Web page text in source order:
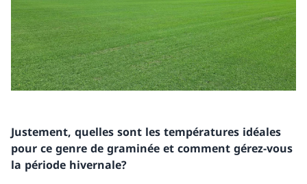
Justement, quelles sont les températures idéales
pour ce genre de graminée et comment gérez-vous
la période hivernale?